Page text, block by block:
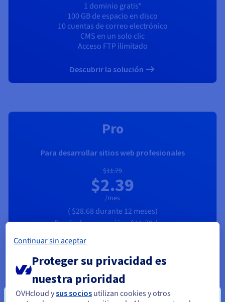
1 dominio gratis*
100 GB de espacio en disco
10 cuentas de correo electrónico
CMS en un solo clic
Acceso FTP ilimitado
Descubrir la solución
Pro
Para desarrollar sitios web profesionales
$11.79
$2.39
/mes
( $28.68 durante 12 meses)
Precio de renovación :$11.79/mes
1 dominio gratis*
250 GB de espacio en disco
100 cuentas de correo
Continuar sin aceptar
Proteger su privacidad es
nuestra prioridad
OVHcloud ysus socios utilizan cookies y otros